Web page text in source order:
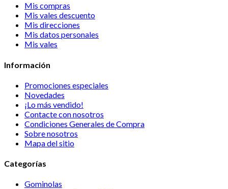
Mis compras
Mis vales descuento
Mis direcciones
Mis datos personales
Mis vales
Información
Promociones especiales
Novedades
¡Lo más vendido!
Contacte con nosotros
Condiciones Generales de Compra
Sobre nosotros
Mapa del sitio
Categorías
Gominolas